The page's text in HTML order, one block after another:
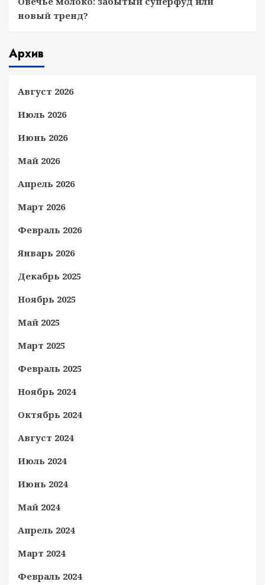
новый тренд?
Архив
Август 2026
Июль 2026
Июнь 2026
Май 2026
Апрель 2026
Март 2026
Февраль 2026
Январь 2026
Декабрь 2025
Ноябрь 2025
Май 2025
Март 2025
Февраль 2025
Ноябрь 2024
Октябрь 2024
Август 2024
Июль 2024
Июнь 2024
Май 2024
Апрель 2024
Март 2024
Февраль 2024